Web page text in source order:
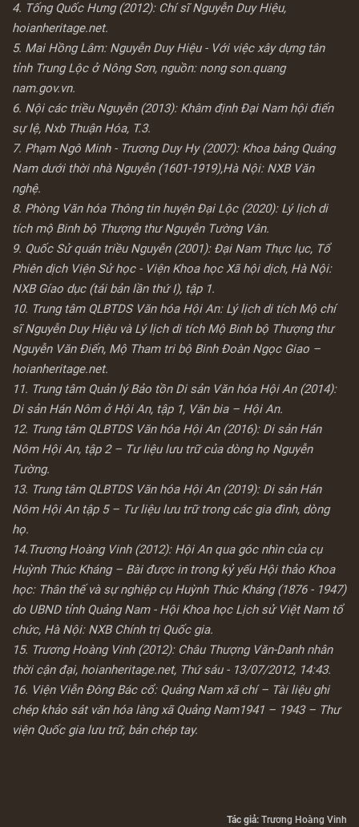
4. Tống Quốc Hưng (2012): Chí sĩ Nguyễn Duy Hiệu,
hoianheritage.net.
5. Mai Hồng Lâm: Nguyễn Duy Hiệu - Với việc xây dựng tân
tỉnh Trung Lộc ở Nông Sơn, nguồn: nong son.quang
nam.gov.vn.
6. Nội các triều Nguyễn (2013): Khâm định Đại Nam hội điển
sự lệ, Nxb Thuận Hóa, T.3.
7. Phạm Ngô Minh - Trương Duy Hy (2007): Khoa bảng Quảng
Nam dưới thời nhà Nguyễn (1601-1919),Hà Nội: NXB Văn
nghệ.
8. Phòng Văn hóa Thông tin huyện Đại Lộc (2020): Lý lịch di
tích mộ Binh bộ Thượng thư Nguyễn Tường Vân.
9. Quốc Sử quán triều Nguyễn (2001): Đại Nam Thực lục, Tổ
Phiên dịch Viện Sử học - Viện Khoa học Xã hội dịch, Hà Nội:
NXB Gíao dục (tái bản lần thứ I), tập 1.
10. Trung tâm QLBTDS Văn hóa Hội An: Lý lịch di tích Mộ chí
sĩ Nguyễn Duy Hiệu và Lý lịch di tích Mộ Binh bộ Thượng thư
Nguyễn Văn Điển, Mộ Tham tri bộ Binh Đoàn Ngọc Giao –
hoianheritage.net.
11. Trung tâm Quản lý Bảo tồn Di sản Văn hóa Hội An (2014):
Di sản Hán Nôm ở Hội An, tập 1, Văn bia – Hội An.
12. Trung tâm QLBTDS Văn hóa Hội An (2016): Di sản Hán
Nôm Hội An, tập 2 – Tư liệu lưu trữ của dòng họ Nguyễn
Tường.
13. Trung tâm QLBTDS Văn hóa Hội An (2019): Di sản Hán
Nôm Hội An tập 5 – Tư liệu lưu trữ trong các gia đình, dòng
họ.
14.Trương Hoàng Vinh (2012): Hội An qua góc nhìn của cụ
Huỳnh Thúc Kháng – Bài được in trong kỷ yếu Hội thảo Khoa
học: Thân thế và sự nghiệp cụ Huỳnh Thúc Kháng (1876 - 1947)
do UBND tỉnh Quảng Nam - Hội Khoa học Lịch sử Việt Nam tổ
chức, Hà Nội: NXB Chính trị Quốc gia.
15. Trương Hoàng Vinh (2012): Châu Thượng Văn-Danh nhân
thời cận đại, hoianheritage.net, Thứ sáu - 13/07/2012, 14:43.
16. Viện Viễn Đông Bác cổ: Quảng Nam xã chí – Tài liệu ghi
chép khảo sát văn hóa làng xã Quảng Nam1941 – 1943 – Thư
viện Quốc gia lưu trữ, bản chép tay.
Tác giả: Trương Hoàng Vinh